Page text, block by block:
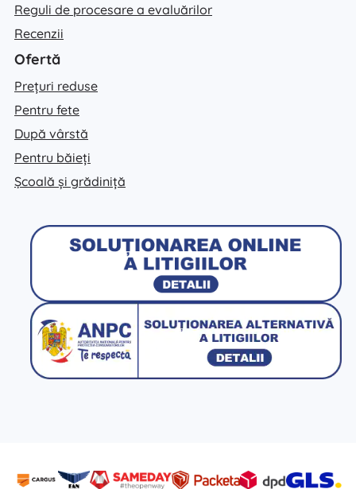
Reguli de procesare a evaluărilor
Recenzii
Ofertă
Prețuri reduse
Pentru fete
După vârstă
Pentru băieți
Școală și grădiniță